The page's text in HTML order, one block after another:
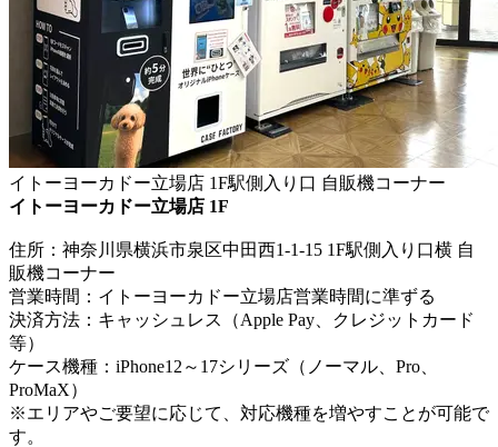
イトーヨーカドー立場店 1F駅側入り口 自販機コーナー
イトーヨーカドー立場店 1F
住所：神奈川県横浜市泉区中田西1-1-15 1F駅側入り口横 自
販機コーナー
営業時間：イトーヨーカドー立場店営業時間に準ずる
決済方法：キャッシュレス（Apple Pay、クレジットカード
等）
ケース機種：iPhone12～17シリーズ（ノーマル、Pro、
ProMaX）
※エリアやご要望に応じて、対応機種を増やすことが可能で
す。